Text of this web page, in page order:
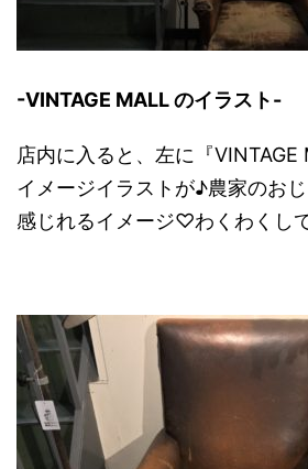
-VINTAGE MALL のイラスト-
店内に入ると、左に『VINTAGE
イメージイラストが♪農家のお
感じれるイメージ♡わくわくし